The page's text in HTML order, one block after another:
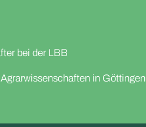
bei der LBB
in Göttingen